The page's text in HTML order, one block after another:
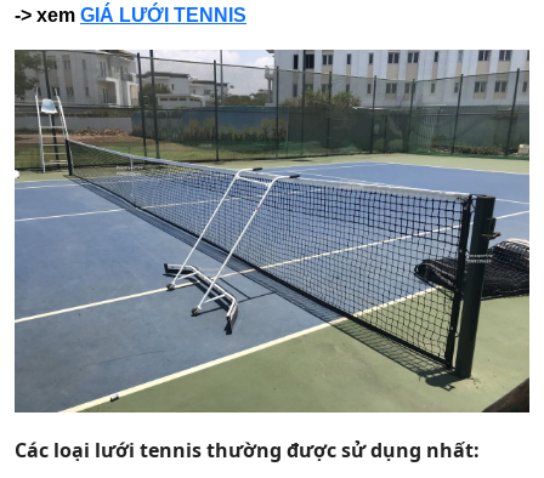
-> xem GIÁ LƯỚI TENNIS
Các loại lưới tennis thường được sử dụng nhất: